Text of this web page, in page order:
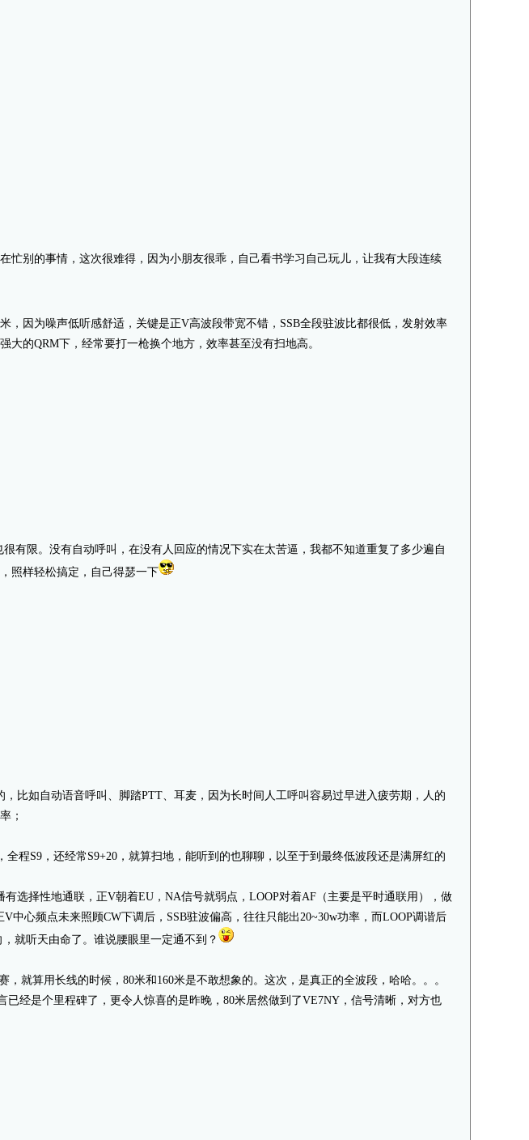
忙别的事情，这次很难得，因为小朋友很乖，自己看书学习自己玩儿，让我有大段连续
，因为噪声低听感舒适，关键是正V高波段带宽不错，SSB全段驻波比都很低，发射效率
的QRM下，经常要打一枪换个地方，效率甚至没有扫地高。
有限。没有自动呼叫，在没有人回应的情况下实在太苦逼，我都不知道重复了多少遍自
照样轻松搞定，自己得瑟一下
比如自动语音呼叫、脚踏PTT、耳麦，因为长时间人工呼叫容易过早进入疲劳期，人的
；
程S9，还经常S9+20，就算扫地，能听到的也聊聊，以至于到最终低波段还是满屏红的
选择性地通联，正V朝着EU，NA信号就弱点，LOOP对着AF（主要是平时通联用），做
心频点未来照顾CW下调后，SSB驻波偏高，往往只能出20~30w功率，而LOOP调谐后
就听天由命了。谁说腰眼里一定通不到？
就算用长线的时候，80米和160米是不敢想象的。这次，是真正的全波段，哈哈。。。
已经是个里程碑了，更令人惊喜的是昨晚，80米居然做到了VE7NY，信号清晰，对方也